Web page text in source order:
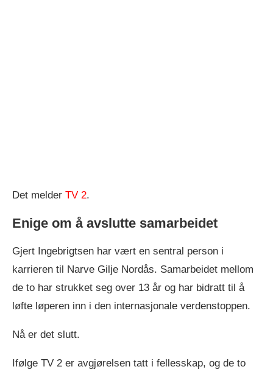
Det melder TV 2.
Enige om å avslutte samarbeidet
Gjert Ingebrigtsen har vært en sentral person i
karrieren til Narve Gilje Nordås. Samarbeidet mellom
de to har strukket seg over 13 år og har bidratt til å
løfte løperen inn i den internasjonale verdenstoppen.
Nå er det slutt.
Ifølge TV 2 er avgjørelsen tatt i fellesskap, og de to